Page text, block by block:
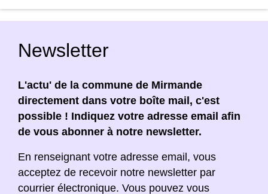
Newsletter
L'actu' de la commune de Mirmande
directement dans votre boîte mail, c'est
possible ! Indiquez votre adresse email afin
de vous abonner à notre newsletter.
En renseignant votre adresse email, vous
acceptez de recevoir notre newsletter par
courrier électronique. Vous pouvez vous